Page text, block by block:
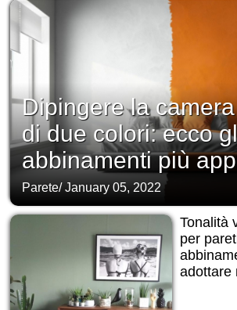
Dipingere la
di due colori: ecco
abbinamenti più
Parete/January 05, 2022
Tonalità
per
adottare